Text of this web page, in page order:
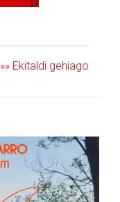
»» Ekitaldi gehiago